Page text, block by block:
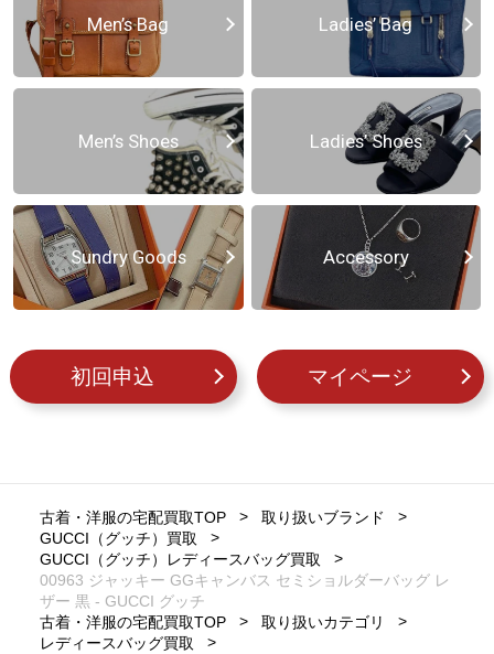
Men’s Bag Ladies’ Bag
Men’s Shoes Ladies’ Shoes
Sundry Goods Accessory
初回申込 マイページ
古着・洋服の宅配買取TOP
取り扱いブランド
GUCCI（グッチ）買取
GUCCI（グッチ）レディースバッグ買取
00963 ジャッキー GGキャンバス セミショルダーバッグ レ
ザー 黒 - GUCCI グッチ
古着・洋服の宅配買取TOP
取り扱いカテゴリ
レディースバッグ買取